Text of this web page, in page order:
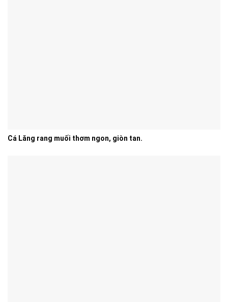
Cá Lăng rang muối thơm ngon, giòn tan.